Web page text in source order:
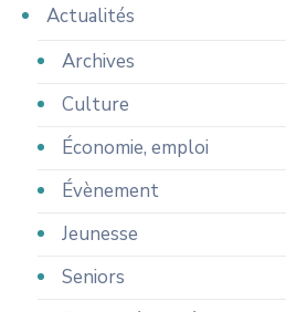
Actualités
Archives
Culture
Économie, emploi
Évènement
Jeunesse
Seniors